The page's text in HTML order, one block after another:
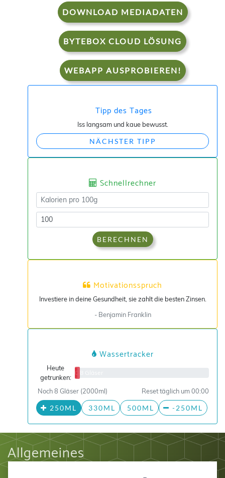
DOWNLOAD MEDIADATEN
BYTEBOX CLOUD LÖSUNG
WEBAPP AUSPROBIEREN!
Tipp des Tages
Iss langsam und kaue bewusst.
NÄCHSTER TIPP
Schnellrechner
BERECHNEN
Motivationsspruch
Investiere in deine Gesundheit, sie zahlt die besten Zinsen.
- Benjamin Franklin
Wassertracker
Heute
getrunken:
0/8 Gläser
Noch 8 Gläser (2000ml) Reset täglich um 00:00
250ML 330ML 500ML -250ML
Allgemeines